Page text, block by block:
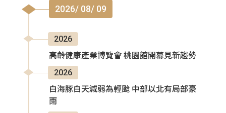
2026/ 08/ 09
2026
高齡健康產業博覽會 桃園館開幕見新趨勢
2026
白海豚白天減弱為輕颱 中部以北有局部豪
雨